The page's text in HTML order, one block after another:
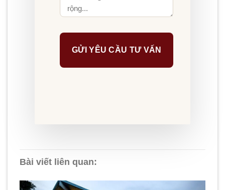
Bài viết liên quan: